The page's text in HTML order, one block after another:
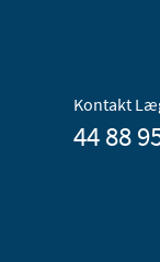
Kontakt
44 88